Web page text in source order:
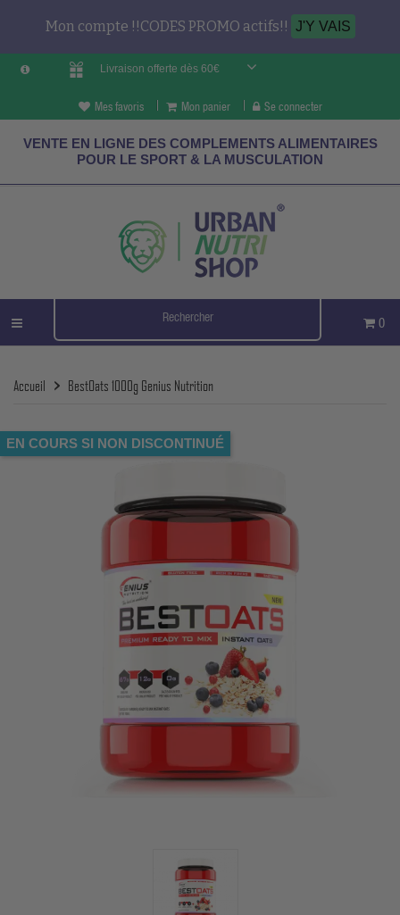
Mon compte !!CODES PROMO actifs!! J'Y VAIS
Livraison offerte dès 60€
Mes favoris Mon panier Se connecter
VENTE EN LIGNE DES COMPLEMENTS ALIMENTAIRES
POUR LE SPORT & LA MUSCULATION
0
Accueil BestOats 1000g Genius Nutrition
EN COURS SI NON DISCONTINUÉ